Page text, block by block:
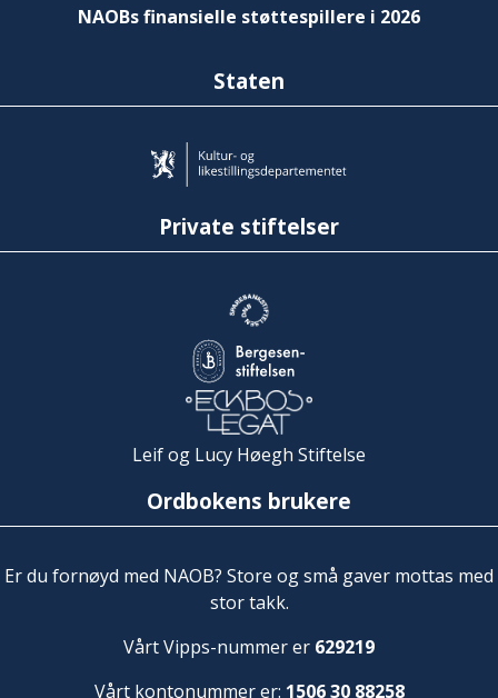
NAOBs finansielle støttespillere i 2026
Staten
Private stiftelser
Leif og Lucy Høegh Stiftelse
Ordbokens brukere
Er du fornøyd med NAOB? Store og små gaver mottas med
stor takk.
Vårt Vipps-nummer er 629219
Vårt kontonummer er: 1506 30 88258